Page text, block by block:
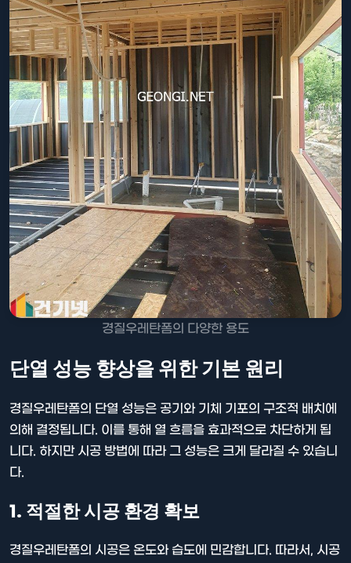
경질우레탄폼의 다양한 용도
단열 성능 향상을 위한 기본 원리
경질우레탄폼의 단열 성능은 공기와 기체 기포의 구조적 배치에
의해 결정됩니다. 이를 통해 열 흐름을 효과적으로 차단하게 됩
니다. 하지만 시공 방법에 따라 그 성능은 크게 달라질 수 있습니
다.
1. 적절한 시공 환경 확보
경질우레탄폼의 시공은 온도와 습도에 민감합니다. 따라서, 시공